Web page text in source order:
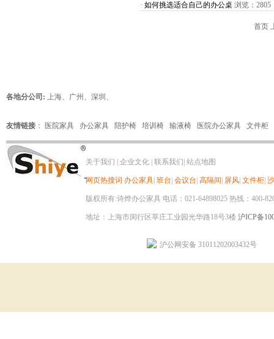
· 如何挑选适合自己的办公桌 浏览：2805
首页
各地分公司: 上海、 广州 、 深圳 、
友情链接 ： 医院家具 办公家具 陪护椅 培训椅 输液椅 医院办公家具 文件柜
关于我们 企业文化 联系我们 站点地图
网页热搜词 办公家具 班台 会议台 高隔间 屏风 文件柜
版权所有:诗烨办公家具 电话：021-64898025 热线：400-
地址：上海市闵行区莘庄工业园光华路18号3楼 沪ICP备
沪公网安备 31011202003432号